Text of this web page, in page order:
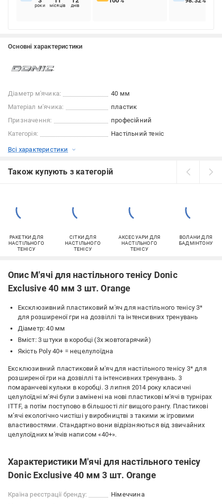
роки місяців днів
Основні характеристики
Діаметр м'ячика:
40 мм
Матеріал м'ячика:
пластик
Призначення:
професійний
Категорія:
Настільний теніс
Всі характеристики
Також купують з категорій
РАКЕТКИ ДЛЯ
НАСТІЛЬНОГО
ТЕНІСУ
СІТКИ ДЛЯ
НАСТІЛЬНОГО
ТЕНІСУ
АКСЕСУАРИ ДЛЯ
НАСТІЛЬНОГО
ТЕНІСУ
ВОЛАНИ ДЛЯ
БАДМІНТОНУ
Опис М'ячі для настільного тенісу Donic
Exclusive 40 мм 3 шт. Orange
Ексклюзивний пластиковий м'яч для настільного тенісу 3*
для розширеної гри на дозвіллі та інтенсивних тренувань
Діаметр: 40 мм
Вміст: 3 штуки в коробці (3x жовтогарячий)
Якість Poly 40+ = нецелулоїдна
Ексклюзивний пластиковий м'яч для настільного тенісу 3* для
розширеної гри на дозвіллі та інтенсивних тренувань. 3
помаранчеві кульки в коробці. З липня 2014 року класичні
целулоїдні м'ячі були замінені на нові пластикові м'ячі в турнірах
ITTF, а потім поступово в більшості ліг вищого рангу. Пластикові
м’ячі екологічно чистіші у виробництві з такими ж ігровими
властивостями. Стандартно вони відрізняються від звичайних
целулоїдних м'ячів написом «40+».
Характеристики М'ячі для настільного тенісу
Donic Exclusive 40 мм 3 шт. Orange
Країна реєстрації бренду:
Німеччина